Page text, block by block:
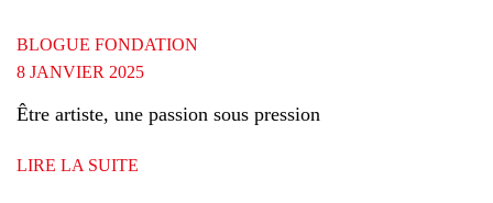
BLOGUE FONDATION
8 JANVIER 2025
Être artiste, une passion sous pression
LIRE LA SUITE